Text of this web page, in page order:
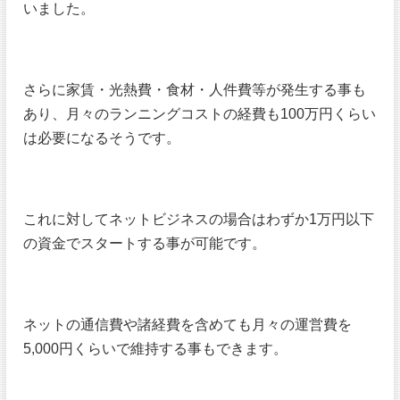
いました。
さらに家賃・光熱費・食材・人件費等が発生する事も
あり、月々のランニングコストの経費も100万円くらい
は必要になるそうです。
これに対してネットビジネスの場合はわずか1万円以下
の資金でスタートする事が可能です。
ネットの通信費や諸経費を含めても月々の運営費を
5,000円くらいで維持する事もできます。